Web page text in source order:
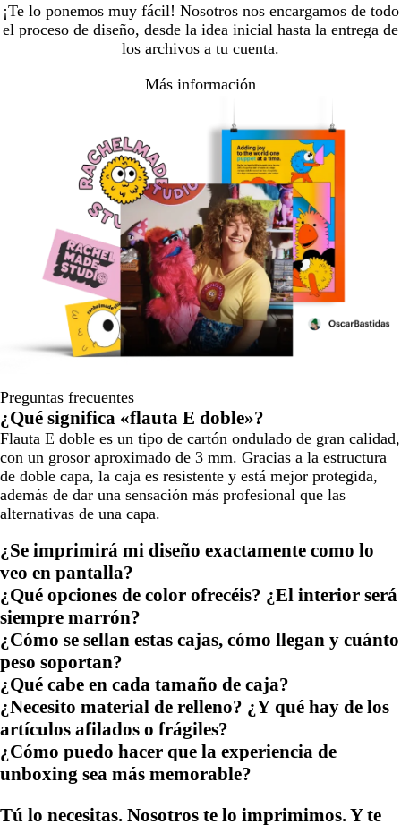
¡Te lo ponemos muy fácil! Nosotros nos encargamos de todo
el proceso de diseño, desde la idea inicial hasta la entrega de
los archivos a tu cuenta.
Más información
Preguntas frecuentes
¿Qué significa «flauta E doble»?
Flauta E doble es un tipo de cartón ondulado de gran calidad,
con un grosor aproximado de 3 mm. Gracias a la estructura
de doble capa, la caja es resistente y está mejor protegida,
además de dar una sensación más profesional que las
alternativas de una capa.
¿Se imprimirá mi diseño exactamente como lo
veo en pantalla?
¿Qué opciones de color ofrecéis? ¿El interior será
siempre marrón?
¿Cómo se sellan estas cajas, cómo llegan y cuánto
peso soportan?
¿Qué cabe en cada tamaño de caja?
¿Necesito material de relleno? ¿Y qué hay de los
artículos afilados o frágiles?
¿Cómo puedo hacer que la experiencia de
unboxing sea más memorable?
Tú lo necesitas. Nosotros te lo imprimimos. Y te